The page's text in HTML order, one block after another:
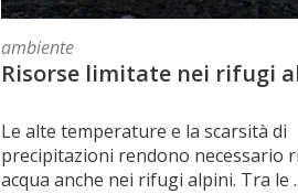
ambiente
Risorse limitate nei rifugi
Le alte temperature e la scarsità di
precipitazioni rendono necessario
acqua anche nei rifugi alpini. Tra le